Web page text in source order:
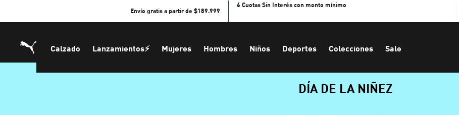
Envío gratis a partir de $189.999
6 Cuotas Sin Interés con monto mínimo
Calzado Lanzamientos⚡ Mujeres Hombres Niños Deportes Colecciones Sale
DÍA DE LA NIÑEZ